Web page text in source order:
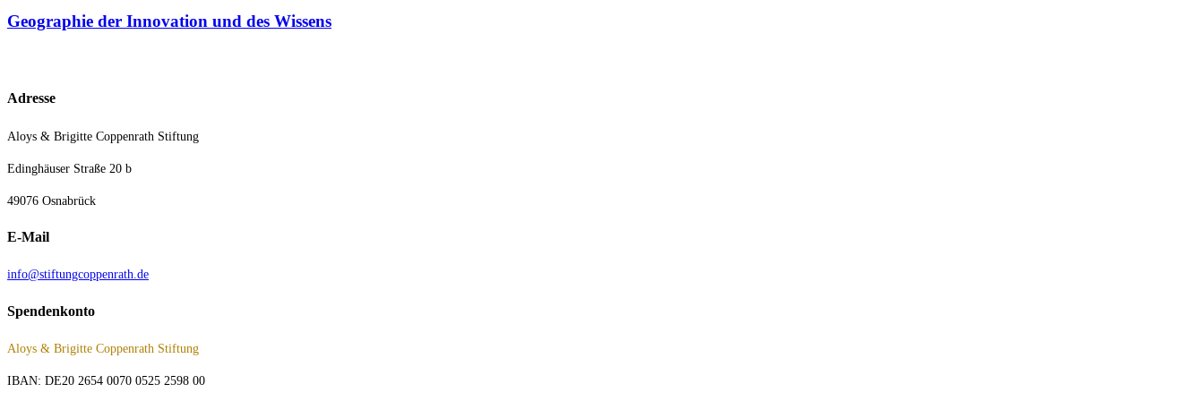
Geographie der Innovation und des Wissens
Adresse
Aloys & Brigitte Coppenrath Stiftung
Edinghäuser Straße 20 b
49076 Osnabrück
E-Mail
info@stiftungcoppenrath.de
Spendenkonto
Aloys & Brigitte Coppenrath Stiftung
IBAN: DE20 2654 0070 0525 2598 00